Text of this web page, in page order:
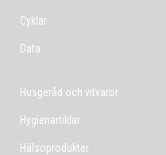
Cyklar
Data
Husgeråd och vitvaror
Hygienartiklar
Hälsoprodukter